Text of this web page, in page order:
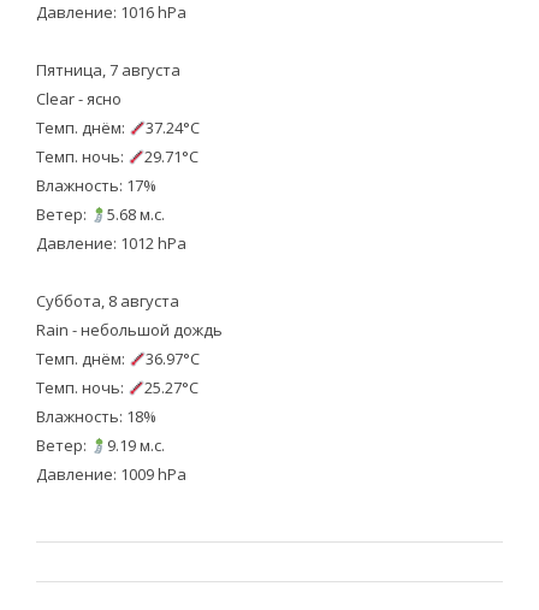
Давление: 1016 hPa
Пятница, 7 августа
Clear - ясно
Темп. днём:
37.24°C
Темп. ночь:
29.71°C
Влажность: 17%
Ветер:
5.68 м.с.
Давление: 1012 hPa
Суббота, 8 августа
Rain - небольшой дождь
Темп. днём:
36.97°C
Темп. ночь:
25.27°C
Влажность: 18%
Ветер:
9.19 м.с.
Давление: 1009 hPa